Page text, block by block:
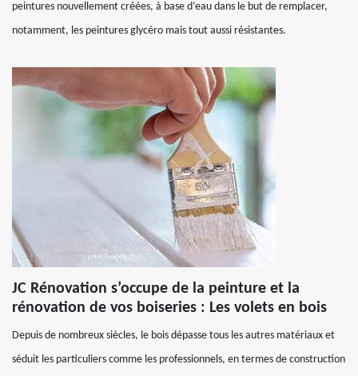
peintures nouvellement créées, à base d’eau dans le but de remplacer,
notamment, les peintures glycéro mais tout aussi résistantes.
JC Rénovation s’occupe de la peinture et la
rénovation de vos boiseries : Les volets en bois
Depuis de nombreux siècles, le bois dépasse tous les autres matériaux et
séduit les particuliers comme les professionnels, en termes de construction